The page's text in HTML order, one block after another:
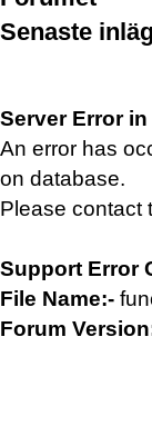
Senaste
Server Error
An error has
on database.
Please contact
Support Error
File Name:-
Forum